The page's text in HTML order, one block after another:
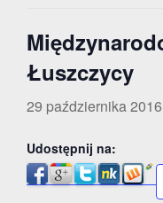
Łuszczycy
29 października 2016
Udostępnij na: